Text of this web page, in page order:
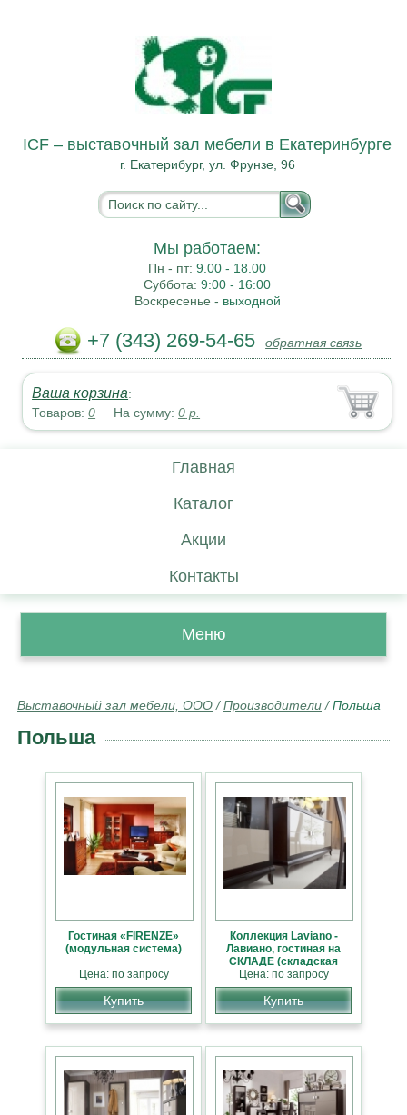
ICF – выставочный зал мебели в Екатеринбурге
г. Екатерибург, ул. Фрунзе, 96
Мы работаем:
Пн - пт:9.00 - 18.00
Суббота:9:00 - 16:00
Воскресенье - выходной
+7 (343) 269-54-65 обратная связь
Ваша корзина:
Товаров:0 На сумму:0 р.
Главная
Каталог
Акции
Контакты
Меню
Выставочный зал мебели, ООО /Производители /Польша
Польша
Гостиная «FIRENZE»
(модульная система)
Цена: по запросу
Купить
Коллекция Laviano -
Лавиано, гостиная на
СКЛАДЕ (складская
программа 9 модулей)
Цена: по запросу
Купить